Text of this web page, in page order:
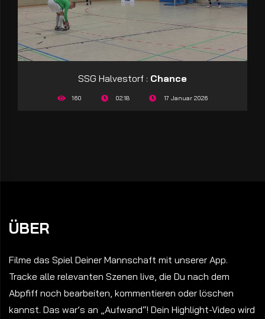
SSG Halvestorf : Chance
160 02:18 17 Januar 2026
ÜBER
Filme das Spiel Deiner Mannschaft mit unserer App.
Tracke alle relevanten Szenen live, die Du nach dem
Abpfiff noch bearbeiten, kommentieren oder löschen
kannst. Das war’s an „Aufwand“! Dein Highlight-Video wird